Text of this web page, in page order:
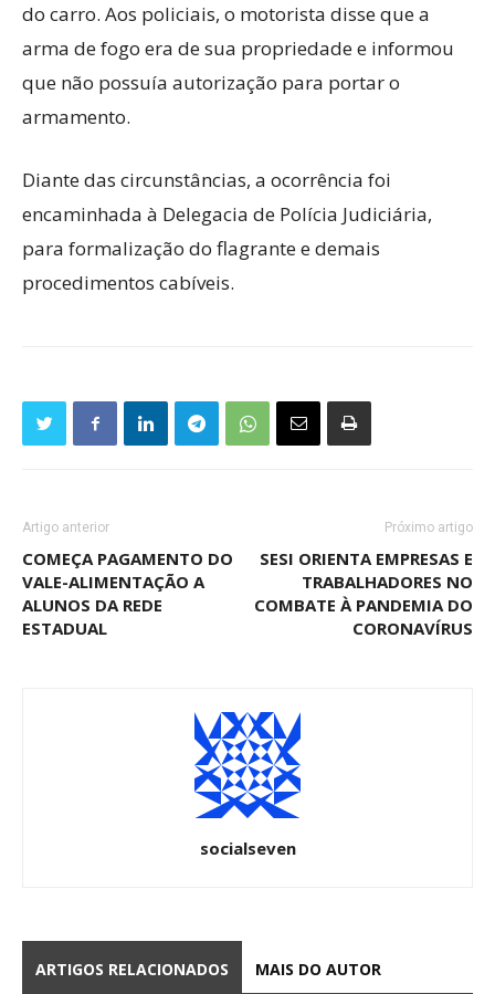
do carro. Aos policiais, o motorista disse que a
arma de fogo era de sua propriedade e informou
que não possuía autorização para portar o
armamento.
Diante das circunstâncias, a ocorrência foi
encaminhada à Delegacia de Polícia Judiciária,
para formalização do flagrante e demais
procedimentos cabíveis.
Artigo anterior
COMEÇA PAGAMENTO DO
VALE-ALIMENTAÇÃO A
ALUNOS DA REDE
ESTADUAL
Próximo artigo
SESI ORIENTA EMPRESAS E
TRABALHADORES NO
COMBATE À PANDEMIA DO
CORONAVÍRUS
socialseven
ARTIGOS RELACIONADOS MAIS DO AUTOR